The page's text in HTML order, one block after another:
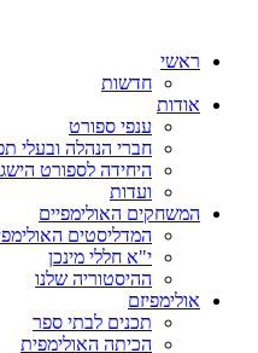
ראשי
חדשות
אודות
ענפי ספורט
חברי הנהלה ובעלי
היחידה לספורט
ועדות
המשחקים האולימפיים
המדליסטים
י"א חללי מינכן
ההיסטוריה שלנו
אולימפיזם
תכנים לבתי ספר
הכיתה האולימפית